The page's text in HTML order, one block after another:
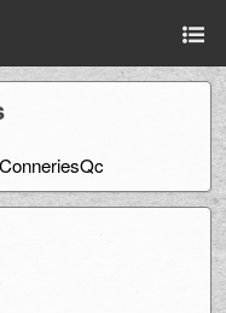
ConneriesQc